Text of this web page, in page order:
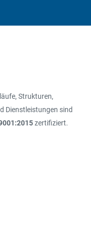
Strukturen,
Dienstleistungen sind
zertifiziert.